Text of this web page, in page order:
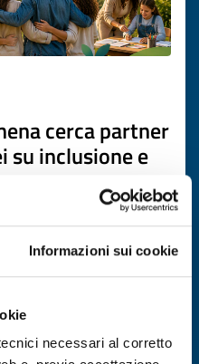
Informazioni sui cookie
necessari al corretto
cerca partner
su inclusione e